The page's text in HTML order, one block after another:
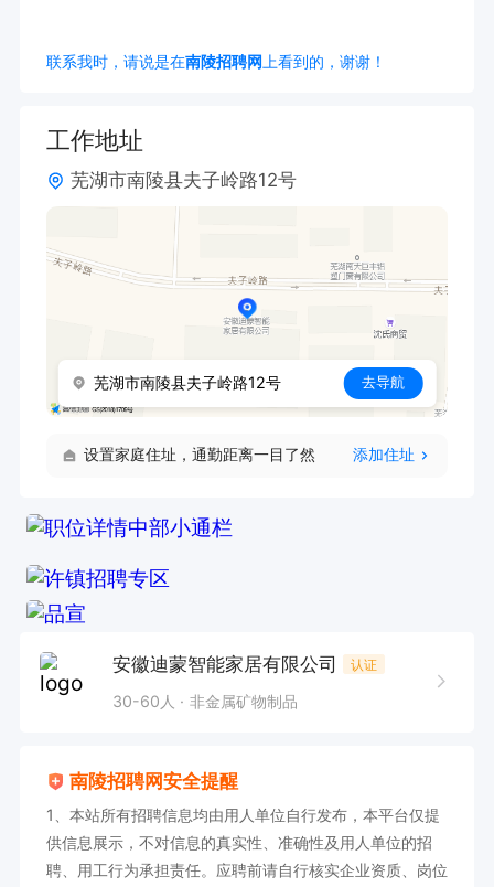
联系我时，请说是在南陵招聘网 上看到的，谢谢！
工作地址
芜湖市南陵县夫子岭路12号
芜湖市南陵县夫子岭路12号 去导航
设置家庭住址，通勤距离一目了然 添加住址
安徽迪蒙智能家居有限公司 认证
30-60人 非金属矿物制品
南陵招聘网安全提醒
1、本站所有招聘信息均由用人单位自行发布，本平台仅提
供信息展示，不对信息的真实性、准确性及用人单位的招
聘、用工行为承担责任。应聘前请自行核实企业资质、岗位